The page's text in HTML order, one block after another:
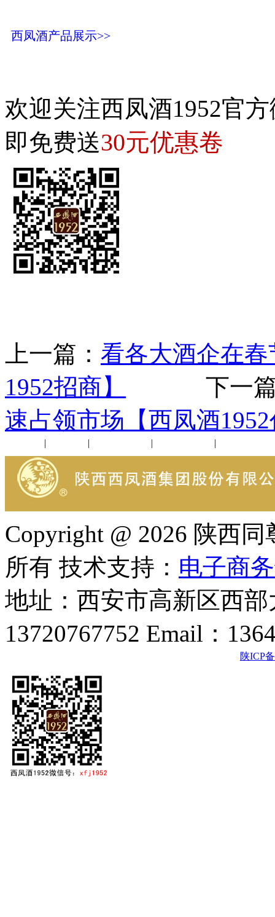
西凤酒产品展示>>
欢迎关注西凤酒1952官
即免费送30元优惠卷
上一篇： 看各大酒企在
1952招商】
下一篇
速占领市场【西凤酒
| | | |
Copyright @ 2026 陕西
所有 技术支持： 电子商
地址：西安市高新区西
13720767752 Email：
陕ICP